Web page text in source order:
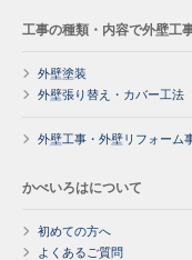
工事の種類・内容で外壁工
外壁塗装
外壁張り替え・カバー工法
外壁工事・外壁リフォーム
かべいろはについて
初めての方へ
よくあるご質問